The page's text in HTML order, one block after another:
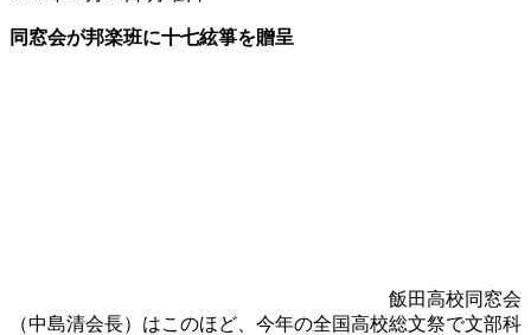
同窓会が邦楽班に十七絃箏を贈呈
飯田高校同窓会
（中島清会長）はこのほど、今年の全国高校総文祭で文部科